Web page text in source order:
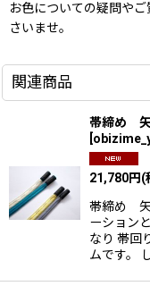
お色についての疑問や
さいませ。
関連商品
帯締め
21,780円(
帯締め 矢
ーション
なり 帯回
ムです。